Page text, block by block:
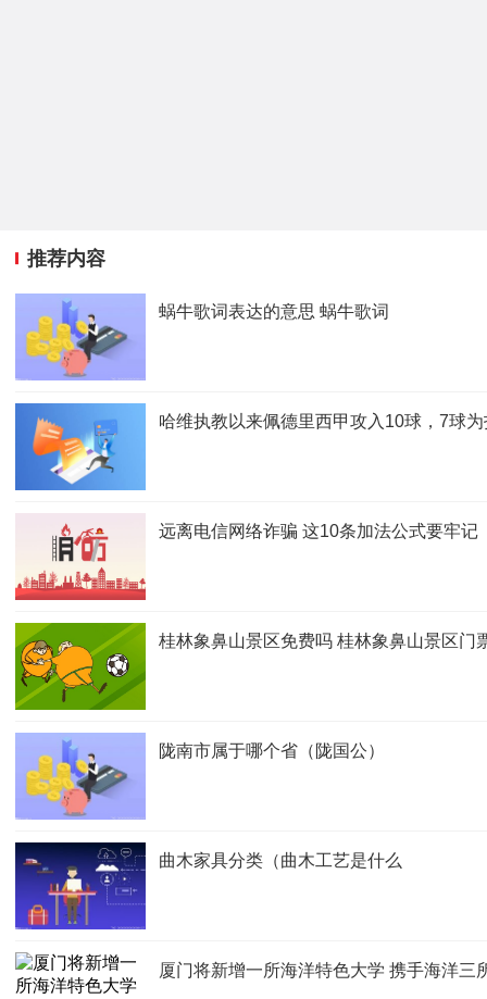
推荐内容
蜗牛歌词表达的意思 蜗牛歌词
哈维执教以来佩德里西甲攻入10球，7球
远离电信网络诈骗 这10条加法公式要牢记
桂林象鼻山景区免费吗 桂林象鼻山景区门
陇南市属于哪个省（陇国公）
曲木家具分类（曲木工艺是什么
厦门将新增一所海洋特色大学 携手海洋三